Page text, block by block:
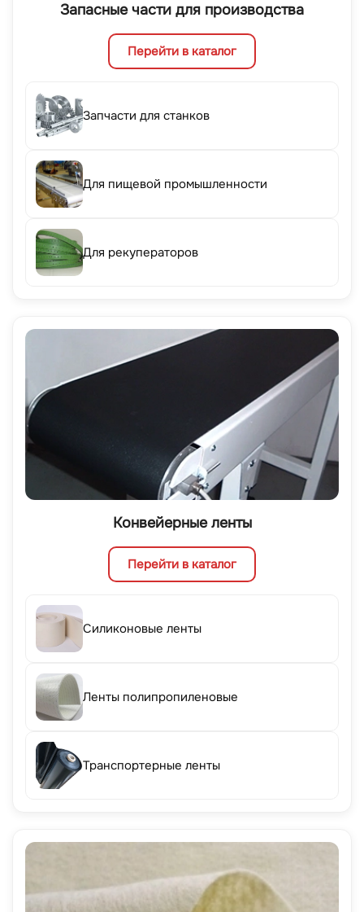
Запасные части для производства
Перейти в каталог
Запчасти для станков
Для пищевой промышленности
Для рекуператоров
Конвейерные ленты
Перейти в каталог
Силиконовые ленты
Ленты полипропиленовые
Транспортерные ленты